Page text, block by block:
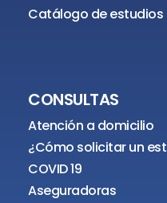
Catálogo de estudios
CONSULTAS
Atención a domicilio
¿Cómo solicitar un
COVID 19
Aseguradoras